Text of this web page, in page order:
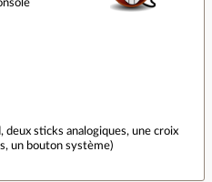
deux sticks analogiques, une croix
un bouton système)